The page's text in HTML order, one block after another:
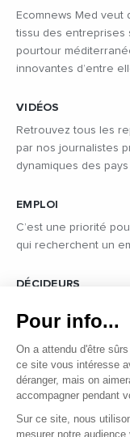
Ecomnews Med
tissu des entreprises
pourtour
innovantes d’entre
VIDÉOS
Retrouvez tous les
par nos journalistes
dynamiques des
EMPLOI
C’est une priorité
qui recherchent un
DÉCIDEURS
politique des pays
Pour info...
On a attendu d'être
ce site vous intéresse
déranger, mais on
accompagner pendant
Sur ce site, nous
mesurer notre audience